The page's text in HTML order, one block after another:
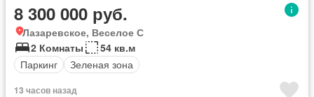
8 300 000 руб.
Лазаревское, Веселое С
2 Комнаты
54 кв.м
Паркинг
Зеленая зона
13 часов назад